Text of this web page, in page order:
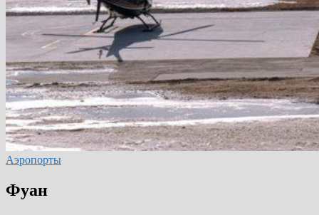
Аэропорты
Фуан